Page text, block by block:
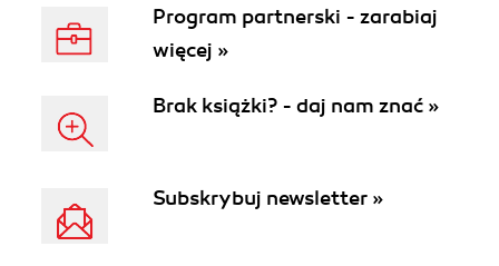
Program partnerski - zarabiaj
więcej »
Brak książki? - daj nam znać »
Subskrybuj newsletter »